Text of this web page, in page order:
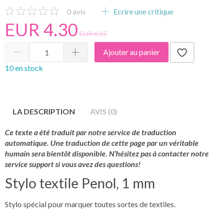
0 avis Ecrire une critique
EUR 4.30 EUR 6.15
Ajouter au panier
10 en stock
LA DESCRIPTION AVIS (0)
Ce texte a été traduit par notre service de traduction
automatique. Une traduction de cette page par un véritable
humain sera bientôt disponible. N’hésitez pas à contacter notre
service support si vous avez des questions!
Stylo textile Penol, 1 mm
Stylo spécial pour marquer toutes sortes de textiles.